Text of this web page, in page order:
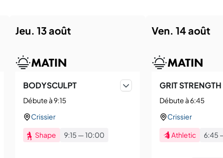
jeu. 13 août
MATIN
BODYSCULPT
Débute à 9:15
Crissier
Shape 9:15 —10:00
ven. 14 août
MATIN
GRIT STRENGTH
Débute à 6:45
Crissier
Athletic 6:45